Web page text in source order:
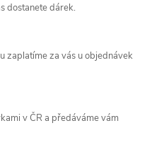
dostanete dárek.
zaplatíme za vás u objednávek
v ČR a předáváme vám